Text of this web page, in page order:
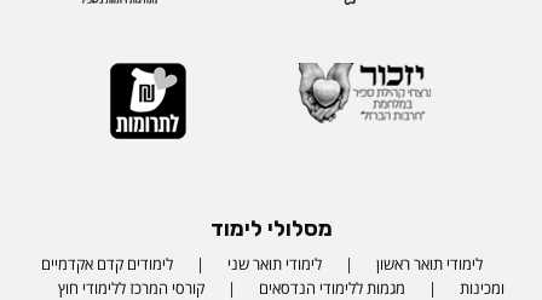
מסלולי לימוד
לימודי תואר ראשון לימודי תואר שני
לימודים קדם אקדמיים
ומכינות
מגמות ללימודי הנדסאים קורסי המרכז ללימודי חוץ